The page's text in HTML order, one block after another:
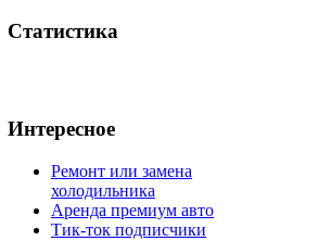
Статистика
Интересное
Ремонт или замена
холодильника
Аренда премиум авто
Тик-ток подписчики